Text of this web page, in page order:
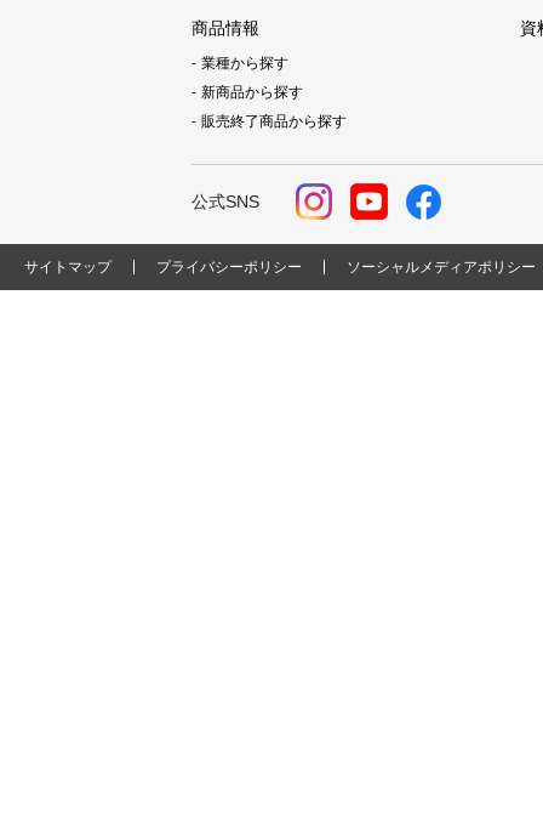
商品情報
業種から探す
新商品から探す
販売終了商品から探す
資
公式SNS
サイトマップ プライバシーポリシー ソーシャルメディアポリシー